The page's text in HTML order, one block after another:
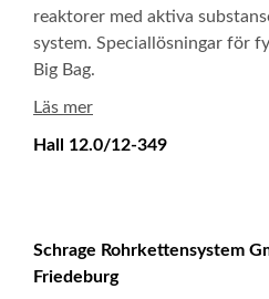
reaktorer med aktiva
system. Speciallösningar för
Big Bag.
Läs mer
Hall 12.0/12-349
Schrage Rohrkettensystem
Friedeburg